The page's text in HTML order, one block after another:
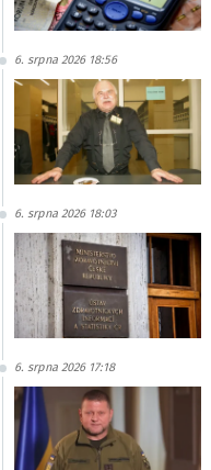
6. srpna 2026 18:56
6. srpna 2026 18:03
6. srpna 2026 17:18